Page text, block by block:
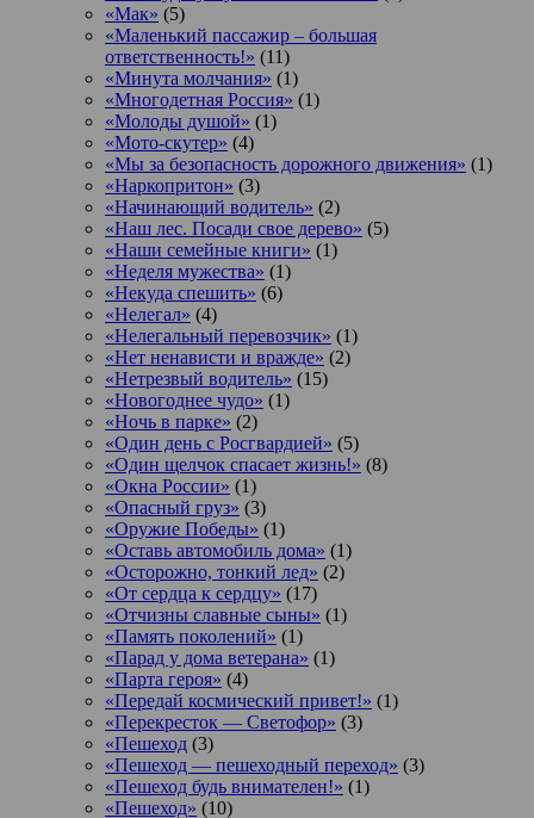
«Мак» (5)
«Маленький пассажир – большая
ответственность!» (11)
«Минута молчания» (1)
«Многодетная Россия» (1)
«Молоды душой» (1)
«Мото-скутер» (4)
«Мы за безопасность дорожного движения» (1)
«Наркопритон» (3)
«Начинающий водитель» (2)
«Наш лес. Посади свое дерево» (5)
«Наши семейные книги» (1)
«Неделя мужества» (1)
«Некуда спешить» (6)
«Нелегал» (4)
«Нелегальный перевозчик» (1)
«Нет ненависти и вражде» (2)
«Нетрезвый водитель» (15)
«Новогоднее чудо» (1)
«Ночь в парке» (2)
«Один день с Росгвардией» (5)
«Один щелчок спасает жизнь!» (8)
«Окна России» (1)
«Опасный груз» (3)
«Оружие Победы» (1)
«Оставь автомобиль дома» (1)
«Осторожно, тонкий лед» (2)
«От сердца к сердцу» (17)
«Отчизны славные сыны» (1)
«Память поколений» (1)
«Парад у дома ветерана» (1)
«Парта героя» (4)
«Передай космический привет!» (1)
«Перекресток — Светофор» (3)
«Пешеход (3)
«Пешеход — пешеходный переход» (3)
«Пешеход будь внимателен!» (1)
«Пешеход» (10)